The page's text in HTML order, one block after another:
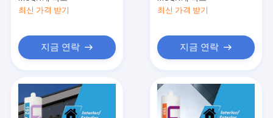
최신 가격 받기
지금 연락
최신 가격 받기
지금 연락